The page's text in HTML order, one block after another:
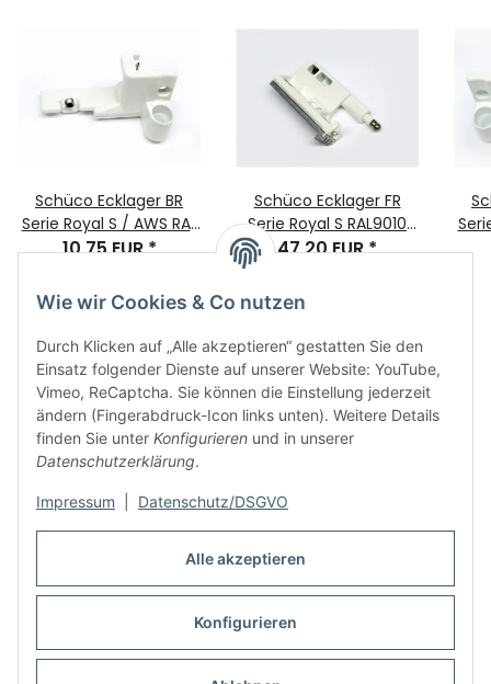
Alle akzeptieren
Konfigurieren
Wie wir Cookies & Co nutzen
Durch Klicken auf „Alle akzeptieren“ gestatten Sie den
Einsatz folgender Dienste auf unserer Website: YouTube,
Vimeo, ReCaptcha. Sie können die Einstellung jederzeit
ändern (Fingerabdruck-Icon links unten). Weitere Details
finden Sie unter Konfigurieren und in unserer
Datenschutzerklärung.
Impressum Datenschutz/DSGVO
Schüco Ecklager BR
Serie Royal S / AWS RAL
9010 DIN Rechts
10,75 EUR*
Schüco Ecklager FR
Serie Royal S RAL9010
DIN Links Bauteilnr.
47,20 EUR*
Informationen
Rechtliches
Vertrag widerrufen